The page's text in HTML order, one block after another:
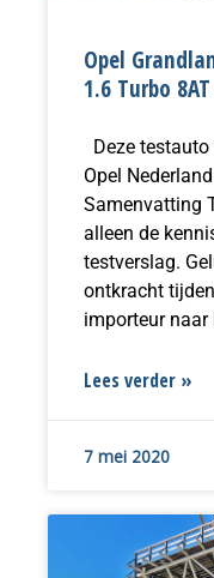
Opel
1.6 Turbo
Deze
Opel
Samenvatting
alleen de
testverslag.
ontkracht
importeur naar
Lees verder »
7 mei 2020